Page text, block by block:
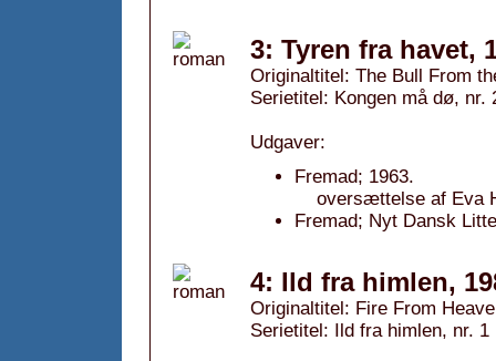
3: Tyren fra havet,
Originaltitel: The Bull From
Serietitel: Kongen må dø, nr.
Udgaver:
Fremad; 1963.
oversættelse af Eva
Fremad; Nyt Dansk
4: Ild fra himlen,
Originaltitel: Fire From
Serietitel: Ild fra himlen, nr. 1